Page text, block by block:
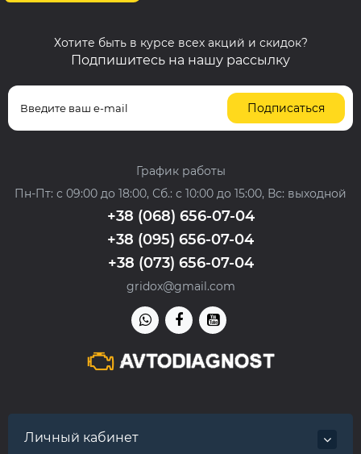
Хотите быть в курсе всех акций и скидок?
Подпишитесь на нашу рассылку
Подписаться
График работы
Пн-Пт: с 09:00 до 18:00, Сб.: с 10:00 до 15:00, Вс: выходной
+38 (068) 656-07-04
+38 (095) 656-07-04
+38 (073) 656-07-04
gridox@gmail.com
Личный кабинет